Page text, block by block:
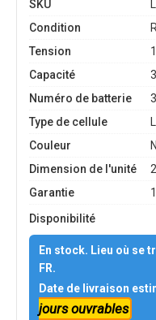
SKU
Condition
Tension
Capacité
Numéro de batterie
Type de cellule
Couleur
Dimension de l'unité
Garantie
Disponibilité
En stock. Lieu où se
FR.
Date de livraison
jours ouvrables